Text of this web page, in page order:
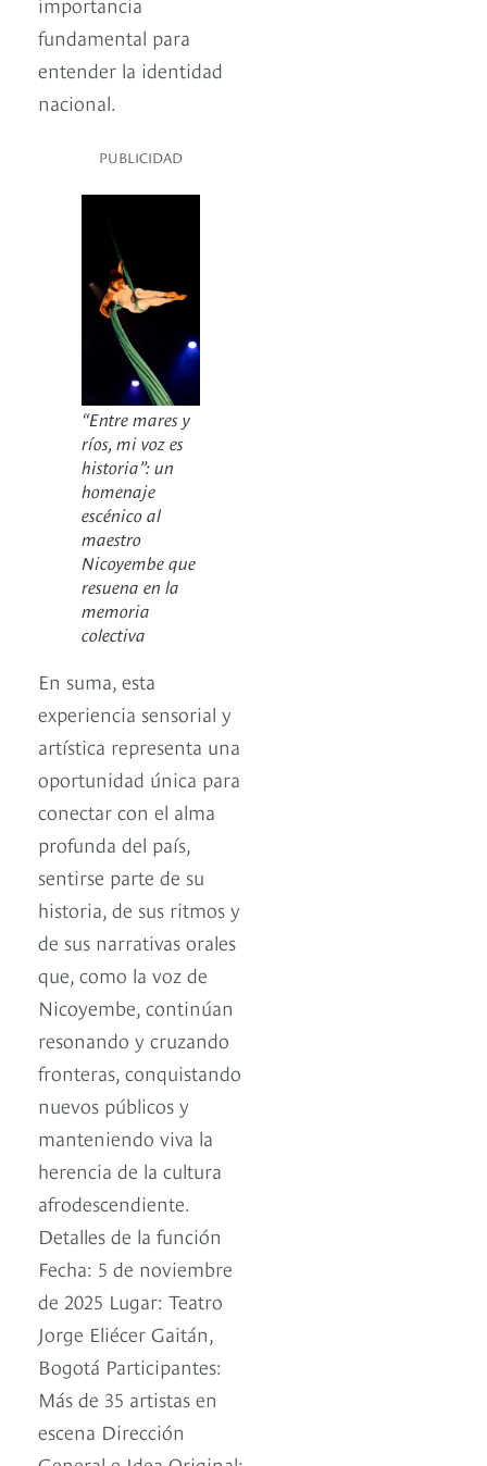
fundamental para
entender la identidad
nacional.
PUBLICIDAD
“Entre mares y
ríos, mi voz es
historia”: un
homenaje
escénico al
maestro
Nicoyembe que
resuena en la
memoria
colectiva
En suma, esta
experiencia sensorial y
artística representa una
oportunidad única para
conectar con el alma
profunda del país,
sentirse parte de su
historia, de sus ritmos y
de sus narrativas orales
que, como la voz de
Nicoyembe, continúan
resonando y cruzando
fronteras, conquistando
nuevos públicos y
manteniendo viva la
herencia de la cultura
afrodescendiente.
Detalles de la función
Fecha: 5 de noviembre
de 2025 Lugar: Teatro
Jorge Eliécer Gaitán,
Bogotá Participantes:
Más de 35 artistas en
escena Dirección